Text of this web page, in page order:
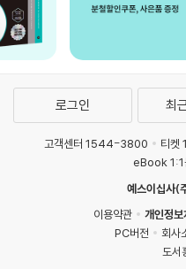
로그인 최
고객센터 1544-3800 티
eBook 1:1
예스이십사(
이용약관
개인정보
PC버전
회사
도서